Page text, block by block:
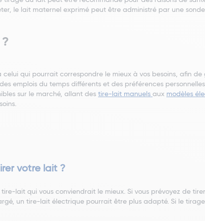
le lait maternel exprimé peut être administré par une
celui qui pourrait correspondre le mieux à vos besoins, afin
emplois du temps différents et des préférences
sur le marché, allant destire-lait manuelsaux modèles
votre lait ?
lait qui vous conviendrait le mieux. Si vous prévoyez de
un tire-lait électrique pourrait être plus adapté. Si le